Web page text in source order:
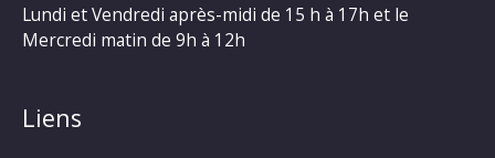
Lundi et Vendredi après-midi de 15 h à 17h et le
Mercredi matin de 9h à 12h
Liens